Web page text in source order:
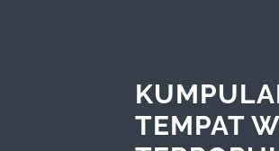
TEMPAT